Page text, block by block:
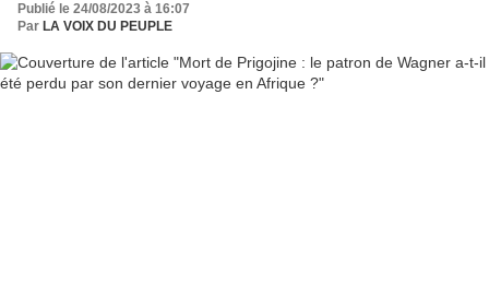
Publié le 24/08/2023 à 16:07
Par LA VOIX DU PEUPLE